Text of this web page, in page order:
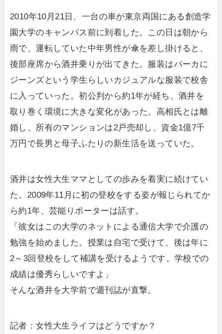
2010年10月21日、一台の車が東京両国にある創造学
園大学のキャンパス前に到着した。この日は朝から
雨で、運転していた中年男性が傘を差し掛けると、
後部座席から酒井乗りが出てきた。服装はパーカに
ジーンズという学生らしいカジュアルな服装で校舎
に入っていった。初公判から約1年が経ち、酒井を
取り巻く環境に大きな変化があった。高相氏とは離
婚し、所有のマンションは2戸売却し、資金1億7千
万円で長男と母子ふたりの新生活を送っていた。
酒井は女性大生ママとしての歩みを着実に続けてい
た。2009年11月に初の登校をする姿が報じられてか
ら約1年、芸能りポーターは話す。
「彼女はこの大学のネットによる通信大学で介護の
勉強を始めました。授業は自宅で受けて、後は年に
2～3回登校をして補講を受けるようです。学校での
成績は優秀らしいですよ」
そんな酒井を大学前で週刊誌が直撃。
記者：女性大生ライフはどうですか？